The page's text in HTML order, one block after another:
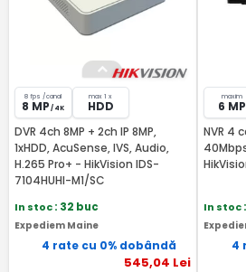
8 fps /canal
8 MP / 4K
max 1 x
HDD
DVR 4ch 8MP + 2ch IP 8MP,
1xHDD, AcuSense, IVS, Audio,
H.265 Pro+ - HikVision IDS-
7104HUHI-M1/SC
In stoc: 32 buc
Expediem Maine
4 rate cu 0% dobândă
545,04 Lei
maxim
6 MP
NVR 4
In stoc
4